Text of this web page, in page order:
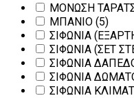
ΜΟΝΩΣΗ
ΜΠΑΝΙΟ (5)
ΣΙΦΩΝΙΑ
ΣΙΦΩΝΙΑ (ΣΕΤ
ΣΙΦΩΝΙΑ
ΣΙΦΩΝΙΑ
ΣΙΦΩΝΙΑ